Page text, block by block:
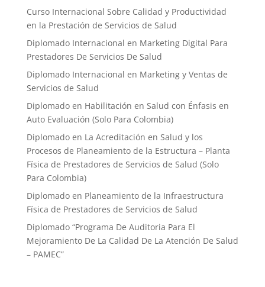
Curso Internacional Sobre Calidad y Productividad
en la Prestación de Servicios de Salud
Diplomado Internacional en Marketing Digital Para
Prestadores De Servicios De Salud
Diplomado Internacional en Marketing y Ventas de
Servicios de Salud
Diplomado en Habilitación en Salud con Énfasis en
Auto Evaluación ​(Solo Para Colombia)
Diplomado en La Acreditación en Salud y los
Procesos de Planeamiento de la Estructura – Planta
Física de Prestadores de Servicios de Salud (Solo
Para Colombia)
Diplomado en Planeamiento de la Infraestructura
Física de Prestadores de Servicios de Salud
Diplomado “Programa De Auditoria Para El
Mejoramiento ​De La Calidad De La Atención De Salud
– PAMEC”